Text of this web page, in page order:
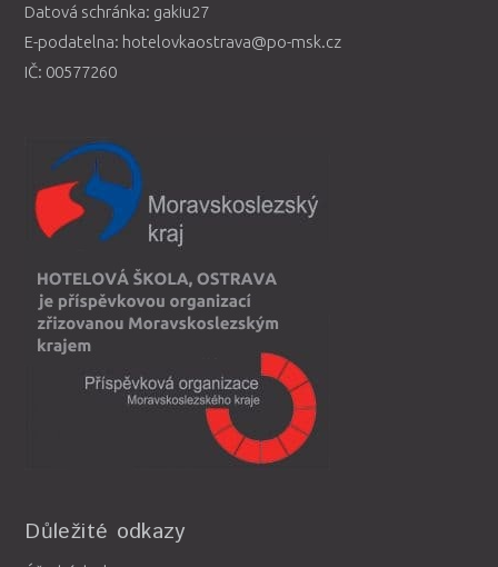
Datová schránka: gakiu27
E-podatelna: hotelovkaostrava@po-msk.cz
IČ: 00577260
Důležité odkazy